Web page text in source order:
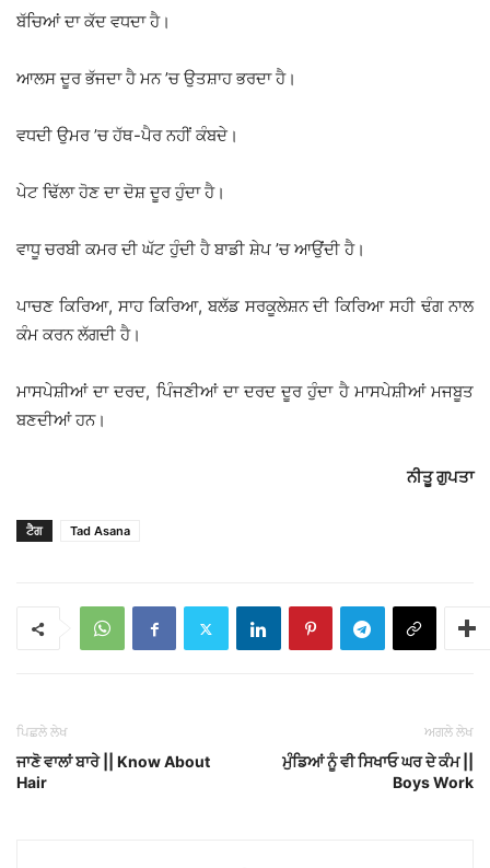
ਬੱਚਿਆਂ ਦਾ ਕੱਦ ਵਧਦਾ ਹੈ।
ਆਲਸ ਦੂਰ ਭੱਜਦਾ ਹੈ ਮਨ ’ਚ ਉਤਸ਼ਾਹ ਭਰਦਾ ਹੈ।
ਵਧਦੀ ਉਮਰ ’ਚ ਹੱਥ-ਪੈਰ ਨਹੀਂ ਕੰਬਦੇ।
ਪੇਟ ਢਿੱਲਾ ਹੋਣ ਦਾ ਦੋਸ਼ ਦੂਰ ਹੁੰਦਾ ਹੈ।
ਵਾਧੂ ਚਰਬੀ ਕਮਰ ਦੀ ਘੱਟ ਹੁੰਦੀ ਹੈ ਬਾਡੀ ਸ਼ੇਪ ’ਚ ਆਉਂਦੀ ਹੈ।
ਪਾਚਣ ਕਿਰਿਆ, ਸਾਹ ਕਿਰਿਆ, ਬਲੱਡ ਸਰਕੂਲੇਸ਼ਨ ਦੀ ਕਿਰਿਆ ਸਹੀ ਢੰਗ ਨਾਲ
ਕੰਮ ਕਰਨ ਲੱਗਦੀ ਹੈ।
ਮਾਸਪੇਸ਼ੀਆਂ ਦਾ ਦਰਦ, ਪਿੰਜਣੀਆਂ ਦਾ ਦਰਦ ਦੂਰ ਹੁੰਦਾ ਹੈ ਮਾਸਪੇਸ਼ੀਆਂ ਮਜਬੂਤ
ਬਣਦੀਆਂ ਹਨ।
ਨੀਤੂ ਗੁਪਤਾ
ਟੈਗ Tad Asana
ਪਿਛਲੇ ਲੇਖ
ਜਾਣੋ ਵਾਲਾਂ ਬਾਰੇ || Know About
Hair
ਅਗਲੇ ਲੇਖ
ਮੁੰਡਿਆਂ ਨੂੰ ਵੀ ਸਿਖਾਓ ਘਰ ਦੇ ਕੰਮ ||
Boys Work